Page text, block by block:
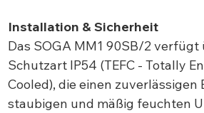
Installation & Sicherheit
Das SOGA MM1 90SB/2 verfügt
Schutzart IP54 (TEFC - Totally
Cooled), die einen zuverlässigen
staubigen und mäßig feuchten